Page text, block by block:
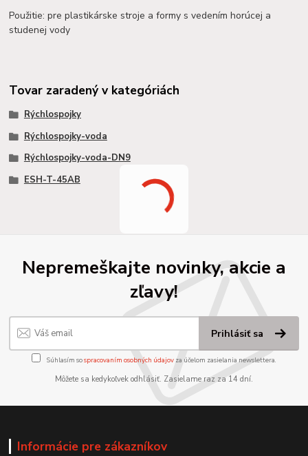
Použitie: pre plastikárske stroje a formy s vedením horúcej a
studenej vody
Tovar zaradený v kategóriách
Rýchlospojky
Rýchlospojky-voda
Rýchlospojky-voda-DN9
ESH-T-45AB
Nepremeškajte novinky, akcie a
zľavy!
Prihlásiť sa
Súhlasím sospracovaním osobných údajov za účelom zasielania newslettera.
Môžete sa kedykoľvek odhlásiť. Zasielame raz za 14 dní.
Informácie pre zákazníkov